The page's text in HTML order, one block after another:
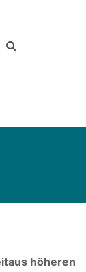
höheren